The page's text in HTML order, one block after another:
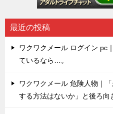
最近の投稿
ワクワクメール ログイン pc
ているなら…。
ワクワクメール 危険人物｜
する方法はないか」と後ろ向